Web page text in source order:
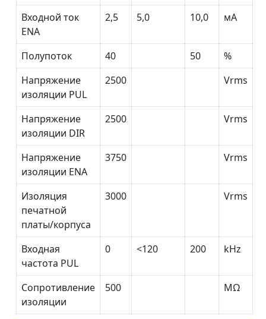
Входной ток
ENA
2,5 5,0 10,0 мА
Полупоток 40 50
%
Напряжение
изоляции PUL
2500 Vrms
Напряжение
изоляции DIR
2500 Vrms
Напряжение
изоляции ENA
3750 Vrms
Изоляция
печатной
платы/корпуса
3000 Vrms
Входная
частота PUL
0 <120 200 kHz
Сопротивление
изоляции
500 MΩ